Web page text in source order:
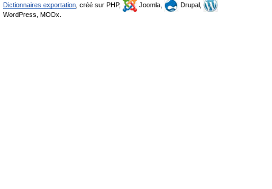
Dictionnaires exportation , créé sur PHP, Joomla,
Drupal,
WordPress, MODx.